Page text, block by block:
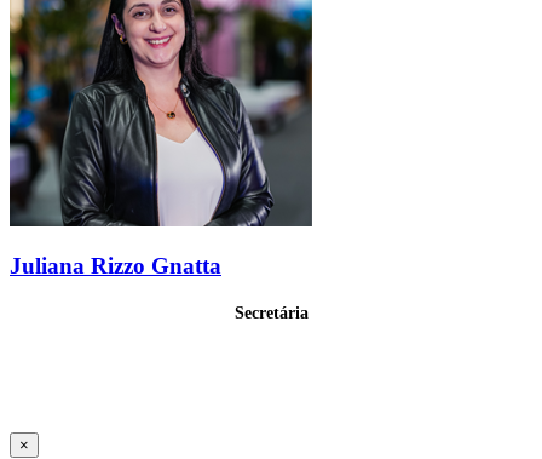
Juliana Rizzo Gnatta
Secretária
×